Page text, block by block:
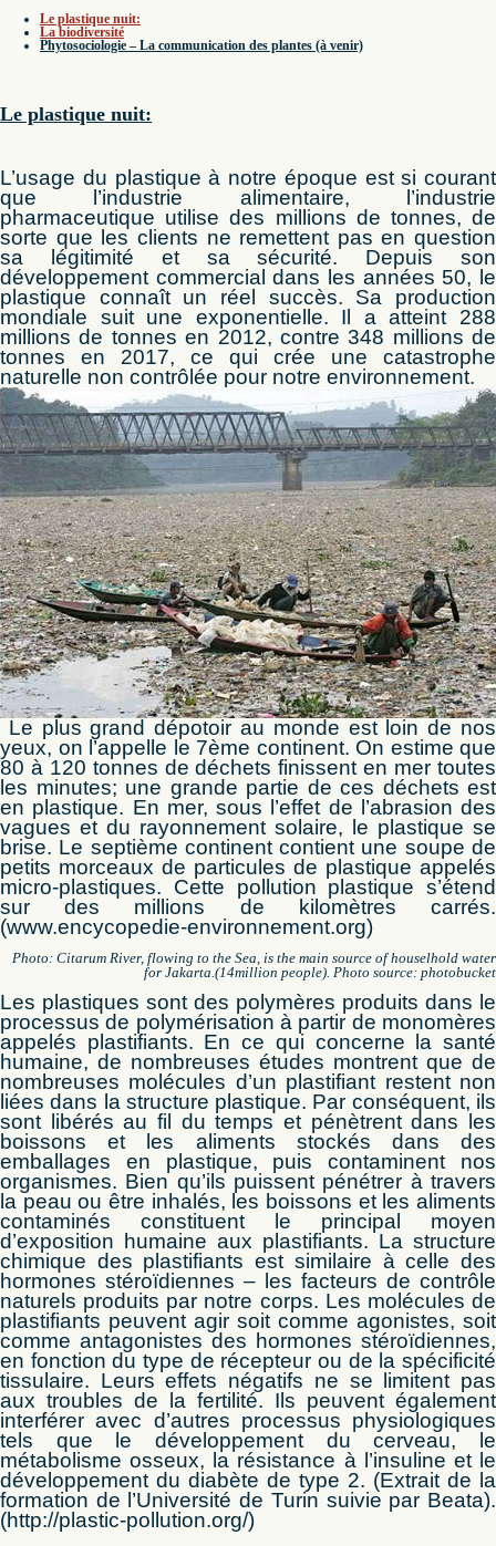
Le plastique nuit:
La biodiversité
Phytosociologie – La communication des plantes (à venir)
Le plastique nuit:
L’usage du plastique à notre époque est si courant
que l’industrie alimentaire, l’industrie
pharmaceutique utilise des millions de tonnes, de
sorte que les clients ne remettent pas en question
sa légitimité et sa sécurité. Depuis son
développement commercial dans les années 50, le
plastique connaît un réel succès. Sa production
mondiale suit une exponentielle. Il a atteint 288
millions de tonnes en 2012, contre 348 millions de
tonnes en 2017, ce qui crée une catastrophe
naturelle non contrôlée pour notre environnement.
Le plus grand dépotoir au monde est loin de nos
yeux, on l’appelle le 7ème continent. On estime que
80 à 120 tonnes de déchets finissent en mer toutes
les minutes; une grande partie de ces déchets est
en plastique. En mer, sous l’effet de l’abrasion des
vagues et du rayonnement solaire, le plastique se
brise. Le septième continent contient une soupe de
petits morceaux de particules de plastique appelés
micro-plastiques. Cette pollution plastique s’étend
sur des millions de kilomètres carrés.
(www.encycopedie-environnement.org)
Photo: Citarum River, flowing to the Sea, is the main source of houselhold water
for Jakarta.(14million people). Photo source: photobucket
Les plastiques sont des polymères produits dans le
processus de polymérisation à partir de monomères
appelés plastifiants. En ce qui concerne la santé
humaine, de nombreuses études montrent que de
nombreuses molécules d’un plastifiant restent non
liées dans la structure plastique. Par conséquent, ils
sont libérés au fil du temps et pénètrent dans les
boissons et les aliments stockés dans des
emballages en plastique, puis contaminent nos
organismes. Bien qu’ils puissent pénétrer à travers
la peau ou être inhalés, les boissons et les aliments
contaminés constituent le principal moyen
d’exposition humaine aux plastifiants. La structure
chimique des plastifiants est similaire à celle des
hormones stéroïdiennes – les facteurs de contrôle
naturels produits par notre corps. Les molécules de
plastifiants peuvent agir soit comme agonistes, soit
comme antagonistes des hormones stéroïdiennes,
en fonction du type de récepteur ou de la spécificité
tissulaire. Leurs effets négatifs ne se limitent pas
aux troubles de la fertilité. Ils peuvent également
interférer avec d’autres processus physiologiques
tels que le développement du cerveau, le
métabolisme osseux, la résistance à l’insuline et le
développement du diabète de type 2. (Extrait de la
formation de l’Université de Turin suivie par Beata).
(http://plastic-pollution.org/)